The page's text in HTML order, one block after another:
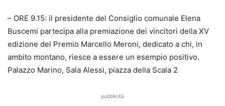
– ORE 9.15: il presidente del Consiglio comunale Elena
Buscemi partecipa alla premiazione dei vincitori della XV
edizione del Premio Marcello Meroni, dedicato a chi, in
ambito montano, riesce a essere un esempio positivo.
Palazzo Marino, Sala Alessi, piazza della Scala 2
pubblicità